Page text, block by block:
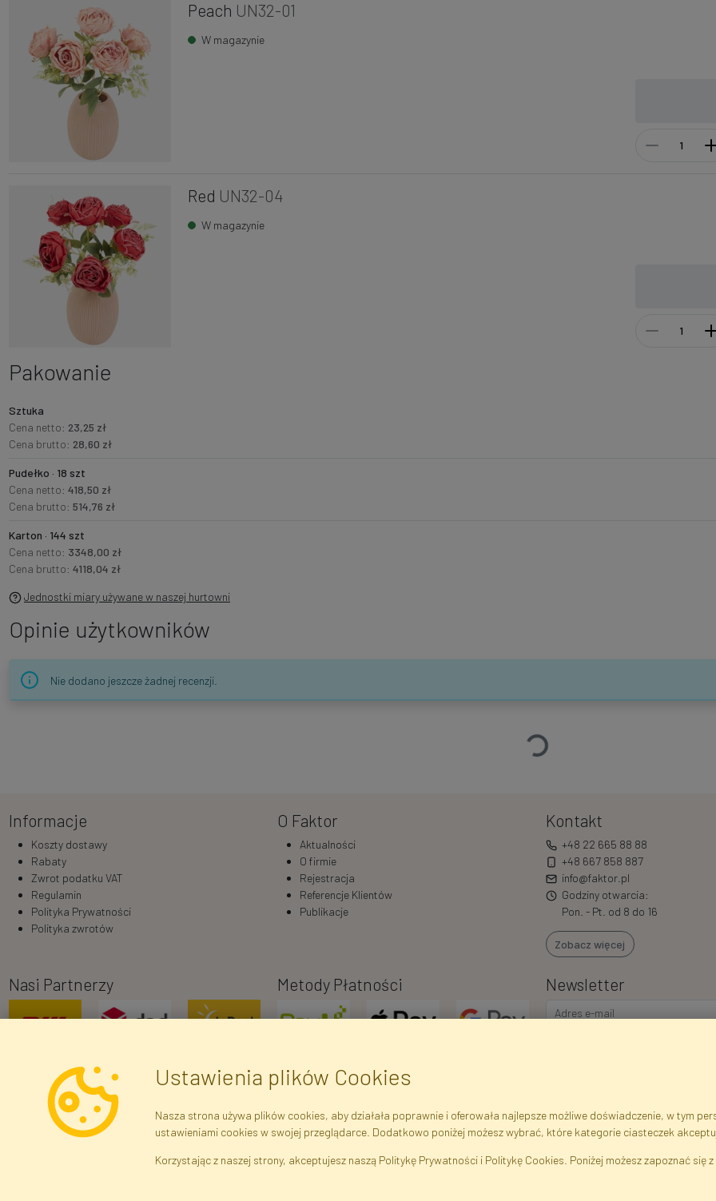
Peach UN32-01
W magazynie
Red UN32-04
W magazynie
Pakowanie
Sztuka
Cena netto: 23,25 zł
Cena brutto: 28,60 zł
Pudełko · 18 szt
Cena netto: 418,50 zł
Cena brutto: 514,76 zł
Karton · 144 szt
Cena netto: 3348,00 zł
Cena brutto: 4118,04 zł
Jednostki miary używane w naszej hurtowni
Opinie użytkowników
Nie dodano jeszcze żadnej recenzji.
Ładowanie…
Informacje
Koszty dostawy
Rabaty
Zwrot podatku VAT
Regulamin
Polityka Prywatności
Polityka zwrotów
O Faktor
Aktualności
O firmie
Rejestracja
Referencje Klientów
Publikacje
Kontakt
+48 22 665 88 88
+48 667 858 887
info@faktor.pl
Godziny otwarcia:
Pon. - Pt. od 8 do 16
Zobacz więcej
Nasi Partnerzy Metody Płatności Newsletter
Dane rejestrowe Regulamin Polityka Prywatności Pomoc Mapa
Ustawienia plików Cookies
Nasza strona używa plików cookies, aby działała poprawnie i oferowała najlepsze możliwe doświadczenie, w tym
ustawieniami cookies w swojej przeglądarce. Dodatkowo poniżej możesz wybrać, które kategorie ciasteczek
Korzystając z naszej strony, akceptujesz naszą Politykę Prywatności i Politykę Cookies. Poniżej możesz zapoznać się z